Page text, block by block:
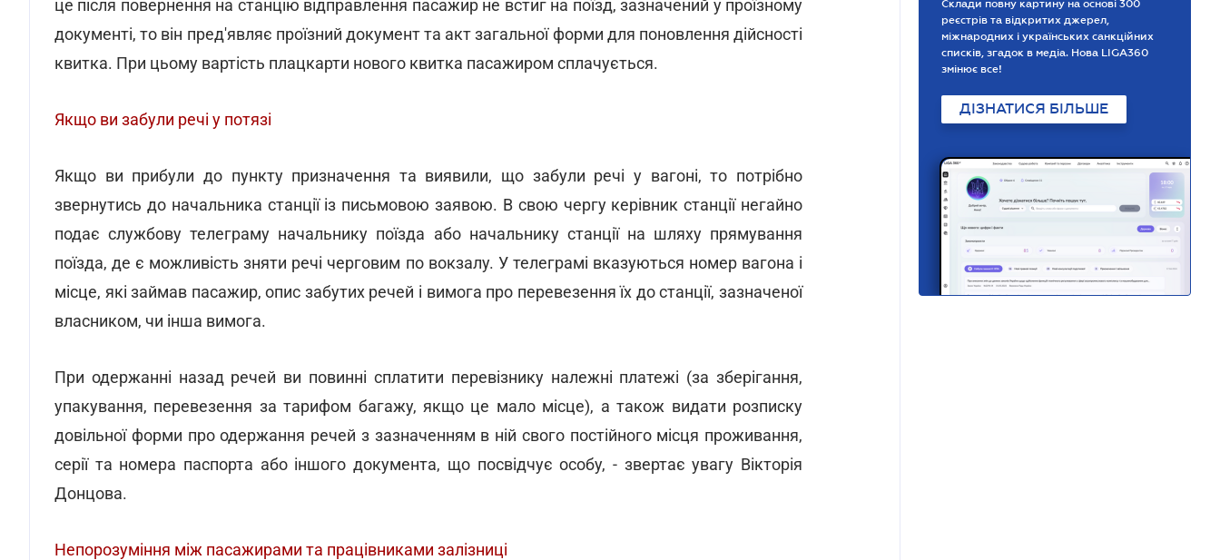
це після повернення на станцію відправлення пасажир не встиг на поїзд, зазначений у проїзному
документі, то він пред'являє проїзний документ та акт загальної форми для поновлення дійсності
квитка. При цьому вартість плацкарти нового квитка пасажиром сплачується.
Якщо ви забули речі у потязі
Якщо ви прибули до пункту призначення та виявили, що забули речі у вагоні, то потрібно
звернутись до начальника станції із письмовою заявою. В свою чергу керівник станції негайно
подає службову телеграму начальнику поїзда або начальнику станції на шляху прямування
поїзда, де є можливість зняти речі черговим по вокзалу. У телеграмі вказуються номер вагона і
місце, які займав пасажир, опис забутих речей і вимога про перевезення їх до станції, зазначеної
власником, чи інша вимога.
При одержанні назад речей ви повинні сплатити перевізнику належні платежі (за зберігання,
упакування, перевезення за тарифом багажу, якщо це мало місце), а також видати розписку
довільної форми про одержання речей з зазначенням в ній свого постійного місця проживання,
серії та номера паспорта або іншого документа, що посвідчує особу, - звертає увагу Вікторія
Донцова.
Непорозуміння між пасажирами та працівниками залізниці
Склади повну картину на основі 300
реєстрів та відкритих джерел,
міжнародних і українських санкційних
списків, згадок в медіа. Нова LIGA360
змінює все!
ДІЗНАТИСЯ БІЛЬШЕ